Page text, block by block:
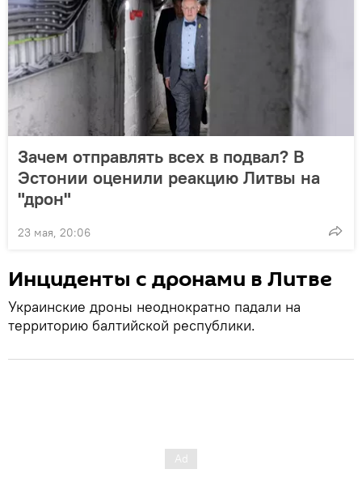
Зачем отправлять всех в подвал? В
Эстонии оценили реакцию Литвы на
"дрон"
23 мая, 20:06
Инциденты с дронами в Литве
Украинские дроны неоднократно падали на
территорию балтийской республики.